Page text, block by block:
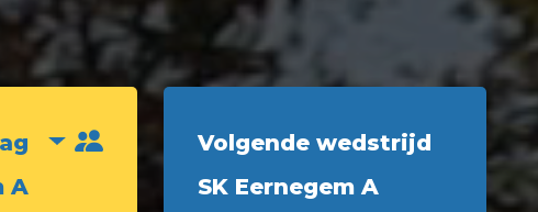
A
Volgende wedstrijd
SK Eernegem A